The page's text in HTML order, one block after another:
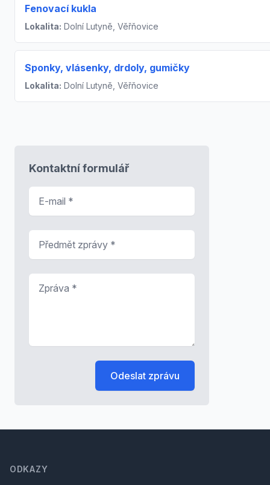
Fenovací kukla
Lokalita: Dolní Lutyně, Věřňovice
Sponky, vlásenky, drdoly, gumičky
Lokalita: Dolní Lutyně, Věřňovice
Kontaktní formulář
Odeslat zprávu
ODKAZY